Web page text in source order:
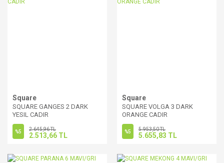
Square
SQUARE GANGES 2 DARK
YESIL CADIR
%5 2.645,96 TL
2.513,66 TL
Square
SQUARE VOLGA 3 DARK
ORANGE CADIR
%5 5.953,50 TL
5.655,83 TL